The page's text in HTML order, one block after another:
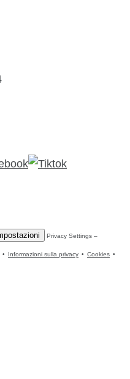
Privacy Settings –
• Informazioni sulla privacy • Cookies •